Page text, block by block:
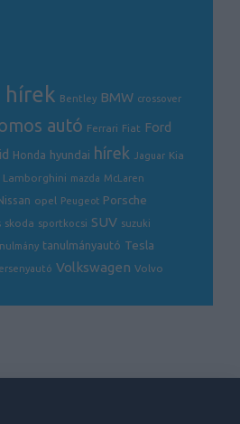
hírek Bentley BMW crossover
autó Ferrari Fiat Ford
Honda hyundai hírek Jaguar Kia
Lamborghini mazda McLaren
opel Peugeot Porsche
skoda sportkocsi SUV suzuki
tanulmányautó Tesla
Volkswagen Volvo